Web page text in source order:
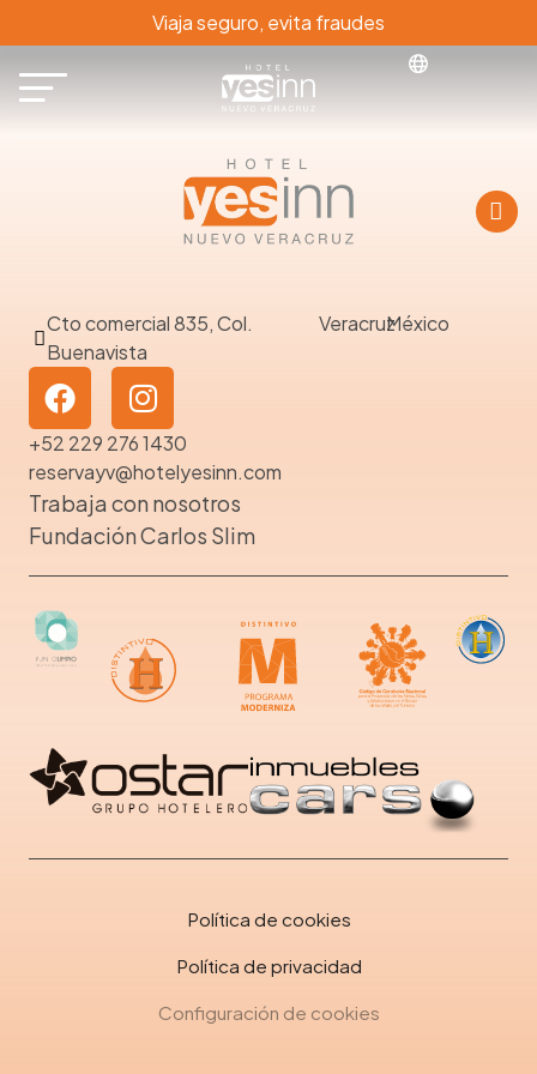
Viaja seguro, evita fraudes
Cto comercial 835, Col.
Buenavista
VeracruzMéxico
+52 229 276 1430
reservayv@hotelyesinn.com
Trabaja con nosotros
Fundación Carlos Slim
Política de cookies
Política de privacidad
Configuración de cookies